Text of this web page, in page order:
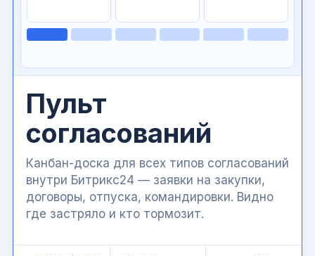
Пульт
согласований
Канбан-доска для всех типов согласований
внутри Битрикс24 — заявки на закупки,
договоры, отпуска, командировки. Видно
где застряло и кто тормозит.